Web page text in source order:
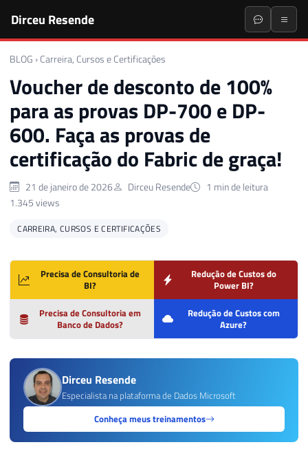
Dirceu Resende
BLOG › Carreira, Cursos e Certificações
Voucher de desconto de 100%
para as provas DP-700 e DP-
600. Faça as provas de
certificação do Fabric de graça!
21 de janeiro de 2026 Dirceu Resende
1 min de leitura
1.345 views
CARREIRA, CURSOS E CERTIFICAÇÕES
Precisa de Consultoria de
BI?
Redução de Custos do
Power BI?
Precisa de Consultoria em
Banco de Dados?
Redução de Custos com
Azure?
Dirceu Resende
Especialista na plataforma de Dados Microsoft
Conheça meus treinamentos